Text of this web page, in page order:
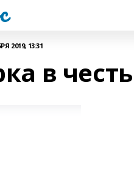
2019, 13:31
в